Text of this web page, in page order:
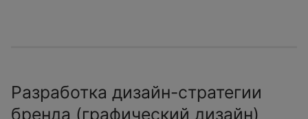
Разработка дизайн-стратегии
бренда (графический дизайн)